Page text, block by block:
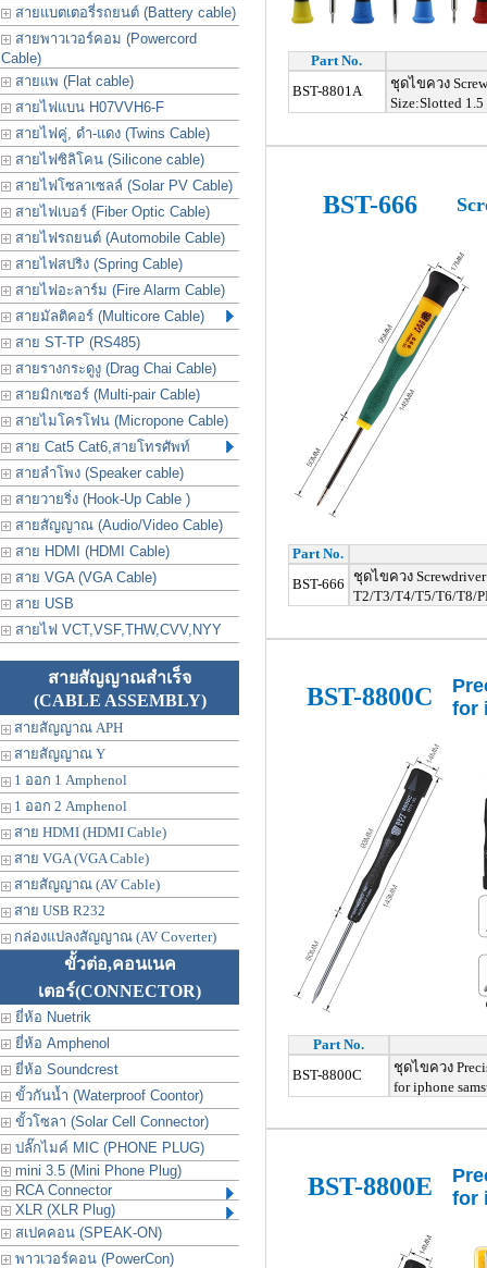
สายแบตเตอรี่รถยนต์ (Battery cable)
สายพาวเวอร์คอม (Powercord
Cable)
สายแพ (Flat cable)
สายไฟแบน H07VVH6-F
สายไฟคู่, ดำ-แดง (Twins Cable)
สายไฟซิลิโคน (Silicone cable)
สายไฟโซลาเซลล์ (Solar PV Cable)
สายไฟเบอร์ (Fiber Optic Cable)
สายไฟรถยนต์ (Automobile Cable)
สายไฟสปริง (Spring Cable)
สายไฟอะลาร์ม (Fire Alarm Cable)
สายมัลติคอร์ (Multicore Cable)
สาย ST-TP (RS485)
สายรางกระดูงู (Drag Chai Cable)
สายมิกเซอร์ (Multi-pair Cable)
สายไมโครโฟน (Micropone Cable)
สาย Cat5 Cat6,สายโทรศัพท์
สายลำโพง (Speaker cable)
สายวายริ่ง (Hook-Up Cable )
สายสัญญาณ (Audio/Video Cable)
สาย HDMI (HDMI Cable)
สาย VGA (VGA Cable)
สาย USB
สายไฟ VCT,VSF,THW,CVV,NYY
สายสัญญาณสำเร็จ
(CABLE ASSEMBLY)
สายสัญญาณ APH
สายสัญญาณ Y
1 ออก 1 Amphenol
1 ออก 2 Amphenol
สาย HDMI (HDMI Cable)
สาย VGA (VGA Cable)
สายสัญญาณ (AV Cable)
สาย USB R232
กล่องแปลงสัญญาณ (AV Coverter)
ขั้วต่อ,คอนเนค
เตอร์(CONNECTOR)
ยี่ห้อ Nuetrik
ยี่ห้อ Amphenol
ยี่ห้อ Soundcrest
ขั้วกันน้ำ (Waterproof Coontor)
ขั้วโซลา (Solar Cell Connector)
ปลั๊กไมค์ MIC (PHONE PLUG)
mini 3.5 (Mini Phone Plug)
RCA Connector
XLR (XLR Plug)
สเปคคอน (SPEAK-ON)
พาวเวอร์คอน (PowerCon)
Part No.
BST-8801A
ชุดไขควง
Size:Slotted 1.5
BST-666
Part No.
BST-666 ชุดไขควง
T2/T3/T4/T5/T6/T8/
BST-8800C
for
Part No.
BST-8800C
ชุดไขควง
for iphone
BST-8800E
for